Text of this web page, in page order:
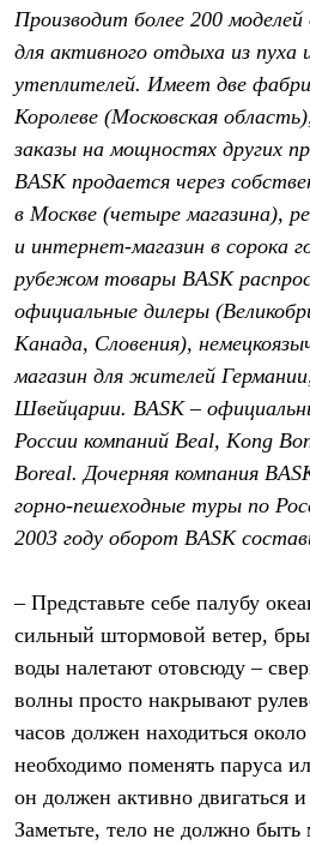
Куртки
Брюки
Термобелье
Теплое термобелье
Легкое термобелье
Лёгкая одежда
Футболки
Толстовки
Брюки
Женская одежда
Утепленная пухом
Брюки
Жилеты
Утепленная синтетикой
Брюки
Штормовая одежда
Куртки
Софтшелл одежда
Брюки
Лёгкая одежда
Рубашки
Футболки
Брюки
Термобелье
Теплое термобелье
Среднее термобелье
Легкое термобелье
Флисовая одежда
Производит более 200
для активного отдыха из пуха
утеплителей. Имеет две
Королеве (Московская
заказы на мощностях других
BASK продается через
в Москве (четыре магазина),
и интернет-магазин в сорока
рубежом товары BASK
официальные дилеры
Канада, Словения),
магазин для жителей
Швейцарии. BASK –
России компаний Beal, Kong
Boreal. Дочерняя компания
горно-пешеходные туры по
2003 году оборот BASK
– Представьте себе палубу
сильный штормовой ветер,
воды налетают отовсюду –
волны просто накрывают
часов должен находиться
необходимо поменять паруса
он должен активно двигаться
Заметьте, тело не должно